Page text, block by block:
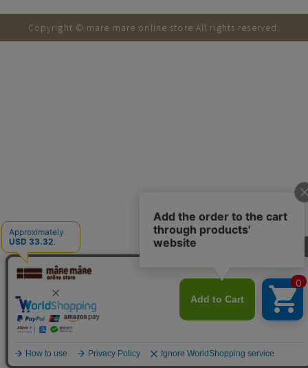
Copyright © mare mare online store All rights reserved.